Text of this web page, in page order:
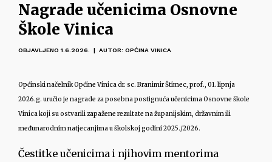
Nagrade učenicima Osnovne
Škole Vinica
OBJAVLJENO 1.6.2026. | AUTOR: OPĆINA VINICA
Općinski načelnik Općine Vinica dr. sc. Branimir Štimec, prof., 01. lipnja
2026.g. uručio je nagrade za posebna postignuća učenicima Osnovne škole
Vinica koji su ostvarili zapažene rezultate na županijskim, državnim ili
međunarodnim natjecanjima u školskoj godini 2025./2026.
Čestitke učenicima i njihovim mentorima